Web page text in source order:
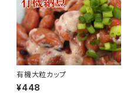
有機大粒カップ
¥448